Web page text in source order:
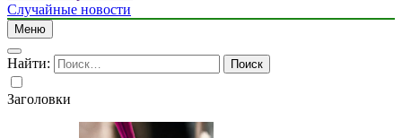
Случайные новости
Меню
Найти:
Заголовки